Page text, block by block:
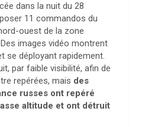
dans la nuit du 28
11 commandos du
ouest de la zone
images vidéo montrent
se déployant rapidement.
par faible visibilité, afin de
repérées, mais des
russes ont repéré
altitude et ont détruit